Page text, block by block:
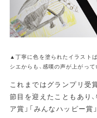
▲丁寧に色を塗られたイラスト
シエからも、感嘆の声が上がって
これまではグランプリ受
節目を迎えたこともあり
ア賞」「みんなハッピー賞